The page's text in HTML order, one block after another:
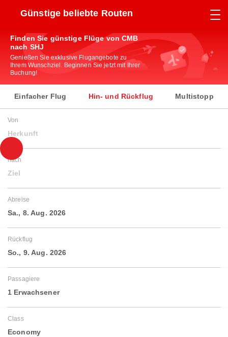
Günstige beliebte Routen
Finden Sie günstige Flüge von CMB
nach SHJ
Genießen Sie exklusive Flugangebote zu
Ihrem Wunschziel. Beginnen Sie jetzt mit Ihrer
Buchung!
Einfacher Flug Hin- und Rückflug Multistopp
Von
Herkunft
nach
Ziel
Abreise
Sa., 8. Aug. 2026
Rückflug
So., 9. Aug. 2026
Passagiere
1 Erwachsener
Class
Economy